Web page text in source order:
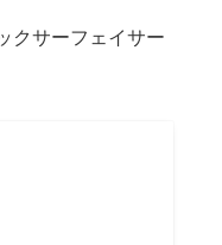
クサーフェイサー